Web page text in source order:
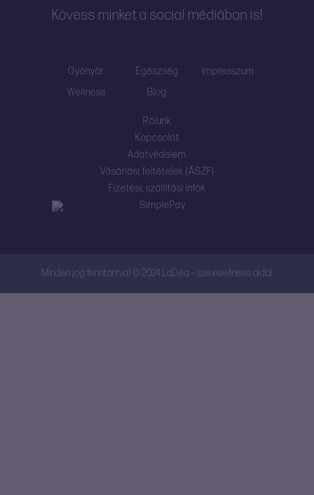
Kövess minket a social médiában is!
Gyönyör
Wellness
Egészség
Blog
Impresszum
Rólunk
Kapcsolat
Adatvédelem
Vásárlási feltételek (ÁSZF)
Fizetési, szállítási infók
Minden jog fenntartva! © 2024 LaDea – szexwellness oldal